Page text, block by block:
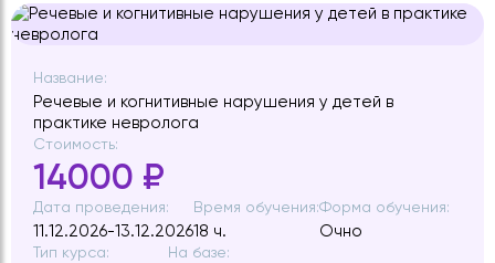
Название:
Речевые и когнитивные нарушения у детей в
практике невролога
Стоимость:
14000 ₽
Дата проведения:
11.12.2026-13.12.2026
Время обучения:
18 ч.
Форма обучения:
Очно
Тип курса: На базе: